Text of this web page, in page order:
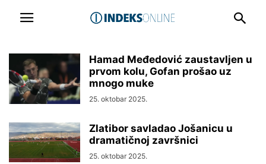
Hamad Međedović zaustavljen u
prvom kolu, Gofan prošao uz
mnogo muke
25. oktobar 2025.
Zlatibor savladao Jošanicu u
dramatičnoj završnici
25. oktobar 2025.